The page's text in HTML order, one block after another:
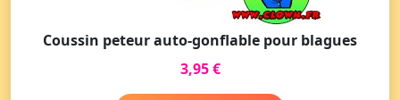
Coussin peteur auto-gonflable pour blagues
3,95 €